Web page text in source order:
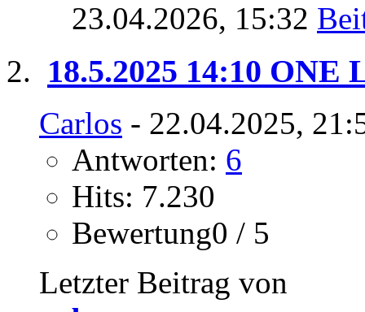
23.04.2026, 15:32
18.5.2025 14:10 ONE
Carlos - 22.04.2025,
Antworten: 6
Hits: 7.230
Bewertung0 / 5
Letzter Beitrag von